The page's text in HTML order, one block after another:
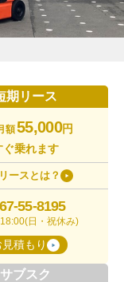
期リース
額55,000円
ぐ乗れます
ースとは？
55-8195
日・祝休み)
見積もり
サブスク